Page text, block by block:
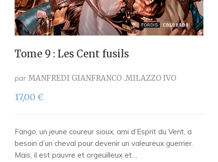
Tome 9 : Les Cent fusils
par MANFREDI GIANFRANCO MILAZZO IVO
17,00 €
Fango, un jeune coureur sioux, ami d’Esprit du Vent, a
besoin d’un cheval pour devenir un valeureux guerrier.
Mais, il est pauvre et orgeuilleux et…